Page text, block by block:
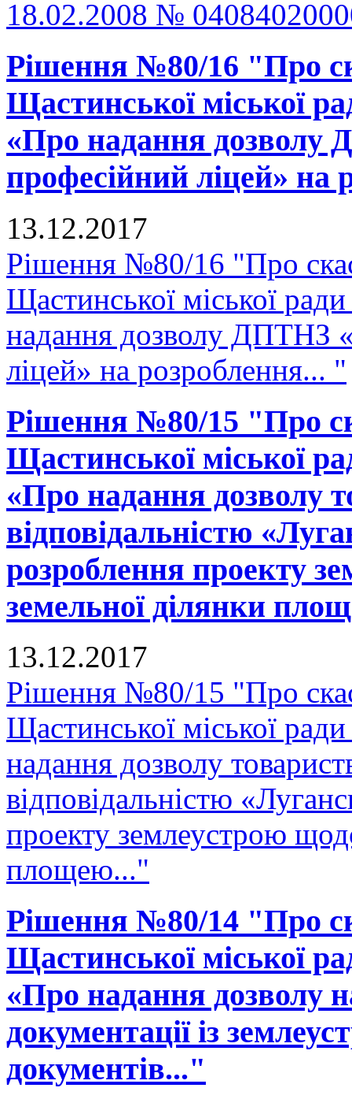
18.02.2008 №
Рішення №80/16 "Про
Щастинської міської
«Про надання
професійний ліцей» на
13.12.2017
Рішення №80/16 "Про
Щастинської міської
надання дозволу ДПТНЗ
ліцей» на розроблення... "
Рішення №80/15 "Про
Щастинської міської
«Про надання дозволу
відповідальністю
розроблення проекту
земельної ділянки
13.12.2017
Рішення №80/15 "Про
Щастинської міської
надання дозволу
відповідальністю
проекту землеустрою
площею..."
Рішення №80/14 "Про
Щастинської міської
«Про надання дозволу
документації із
документів..."